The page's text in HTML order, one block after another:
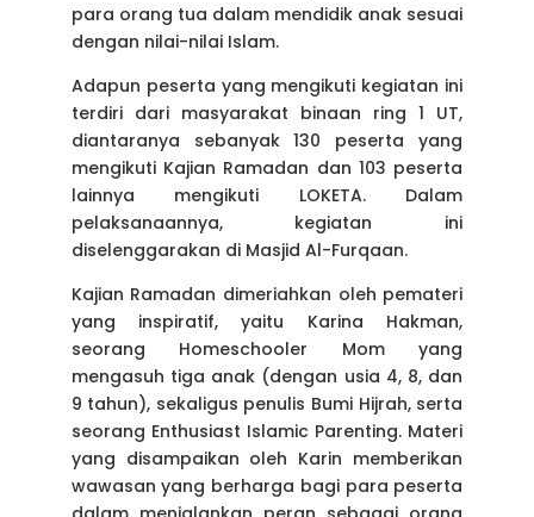
para orang tua dalam mendidik anak sesuai
dengan nilai-nilai Islam.
Adapun peserta yang mengikuti kegiatan ini
terdiri dari masyarakat binaan ring 1 UT,
diantaranya sebanyak 130 peserta yang
mengikuti Kajian Ramadan dan 103 peserta
lainnya mengikuti LOKETA. Dalam
pelaksanaannya, kegiatan ini
diselenggarakan di Masjid Al-Furqaan.
Kajian Ramadan dimeriahkan oleh pemateri
yang inspiratif, yaitu Karina Hakman,
seorang Homeschooler Mom yang
mengasuh tiga anak (dengan usia 4, 8, dan
9 tahun), sekaligus penulis Bumi Hijrah, serta
seorang Enthusiast Islamic Parenting. Materi
yang disampaikan oleh Karin memberikan
wawasan yang berharga bagi para peserta